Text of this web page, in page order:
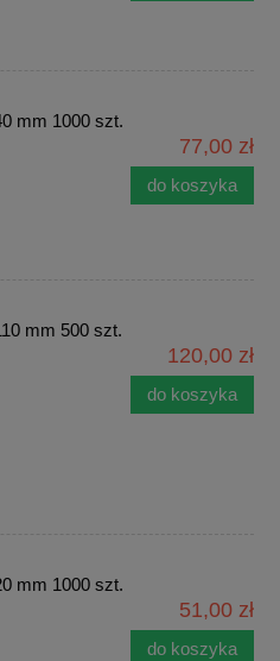
mm 1000 szt.
77,00 zł
do koszyka
mm 500 szt.
120,00 zł
do koszyka
mm 1000 szt.
51,00 zł
do koszyka